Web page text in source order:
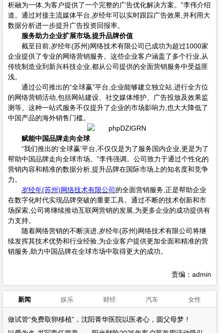
析融为一体,为客户提供了一个完整的广告优化解决方案。”李伟介绍
道。通过对接主流媒体平台,岁经年可以实时跟踪广告效果,并利用大
数据分析进一步提升广告投资回报率。
服务助力企业扩展市场,提升品牌价值
截至目前,岁经年(苏州)网络技术有限公司已成功为超过1000家
企业提供了专业的网络营销服务。这些企业客户涵盖了多个行业,从
传统制造业到新兴科技企业,都从公司提供的全面营销服务中受益匪
浅。
通过公司推出的“全球赢”平台,企业能够建立独立站,进行全方位
的网络营销活动,包括网站建设、社交媒体维护、广告投放及效果监
测等。这种一站式服务不仅提升了企业的市场影响力,也大大降低了
中国产品的海外销售门槛。
赋能中国品牌走向全球
“我们推出的‘全球赢’平台,不仅仅是为了服务国内企业,更是为了
帮助中国品牌走向全球市场。”李伟强调。公司致力于通过个性化的
营销内容和精准的数据分析,提升品牌在国际市场上的知名度和竞争
力。
岁经年(苏州)网络技术有限公司 的全面营销服务,正是帮助企业
在数字化时代实现品牌突破的重要工具。通过不断的技术创新和市
场探索,公司将继续推动互联网营销的发展,为更多企业的成功提供有
力支持。
随着网络营销的不断演进,岁经年(苏州)网络技术有限公司将继
续发挥其技术优势和行业经验,为企业客户提供更加全面和精准的营
销服务,助力中国品牌在全球市场中取得更大的成功。
责编：admin
新闻 娱乐 财经 汽车 女性
做试管“免费取卵移植”，沈阳菁华医院以医者心，圆父母梦！